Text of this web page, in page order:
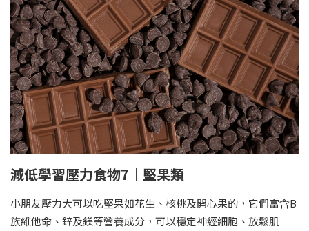
減低學習壓力食物7｜堅果類
小朋友壓力大可以吃堅果如花生、核桃及開心果的，它們富含B
族維他命、鋅及鎂等營養成分，可以穩定神經細胞、放鬆肌